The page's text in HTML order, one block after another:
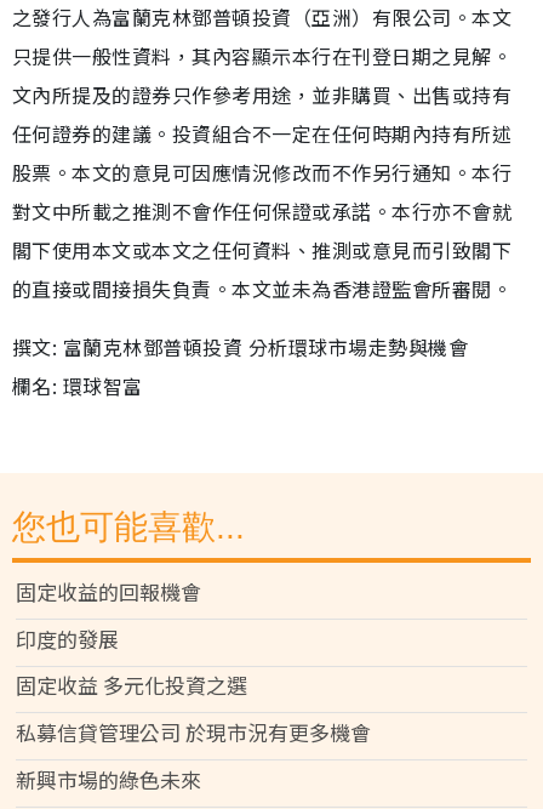
之發行人為富蘭克林鄧普頓投資（亞洲）有限公司。本文
只提供一般性資料，其內容顯示本行在刊登日期之見解。
文內所提及的證券只作參考用途，並非購買、出售或持有
任何證券的建議。投資組合不一定在任何時期內持有所述
股票。本文的意見可因應情況修改而不作另行通知。本行
對文中所載之推測不會作任何保證或承諾。本行亦不會就
閣下使用本文或本文之任何資料、推測或意見而引致閣下
的直接或間接損失負責。本文並未為香港證監會所審閱。
撰文: 富蘭克林鄧普頓投資 分析環球市場走勢與機會
欄名: 環球智富
您也可能喜歡...
固定收益的回報機會
印度的發展
固定收益 多元化投資之選
私募信貸管理公司 於現市況有更多機會
新興市場的綠色未來